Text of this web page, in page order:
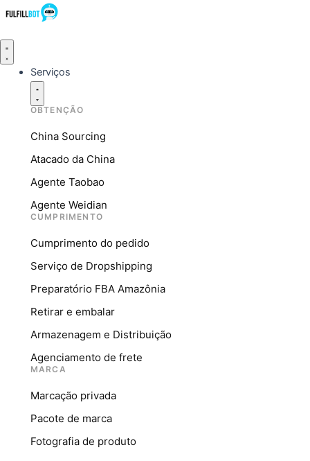
Serviços
OBTENÇÃO
China Sourcing
Atacado da China
Agente Taobao
Agente Weidian
CUMPRIMENTO
Cumprimento do pedido
Serviço de Dropshipping
Preparatório FBA Amazônia
Retirar e embalar
Armazenagem e Distribuição
Agenciamento de frete
MARCA
Marcação privada
Pacote de marca
Fotografia de produto